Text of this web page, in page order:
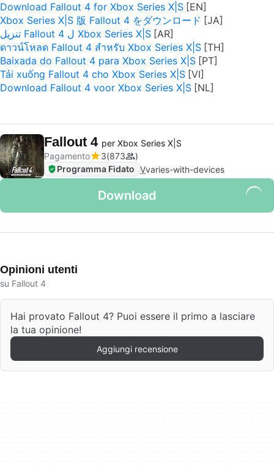
Download Fallout 4 for Xbox Series X|S
Xbox Series X|S 版 Fallout 4 をダウンロード
تنزيل Fallout 4 ل Xbox Series X|S
ดาวน์โหลด Fallout 4 สำหรับ Xbox Series X|S
Baixada do Fallout 4 para Xbox Series X|S
Tải xuống Fallout 4 cho Xbox Series X|S
Download Fallout 4 voor Xbox Series X|S
Fallout 4 per Xbox Series X|S
Pagamento
3 873
Programma Fidato Vvaries-with-devices
Download
Opinioni utenti
su Fallout 4
Hai provato Fallout 4? Puoi essere il primo a lasciare
la tua opinione!
Aggiungi recensione